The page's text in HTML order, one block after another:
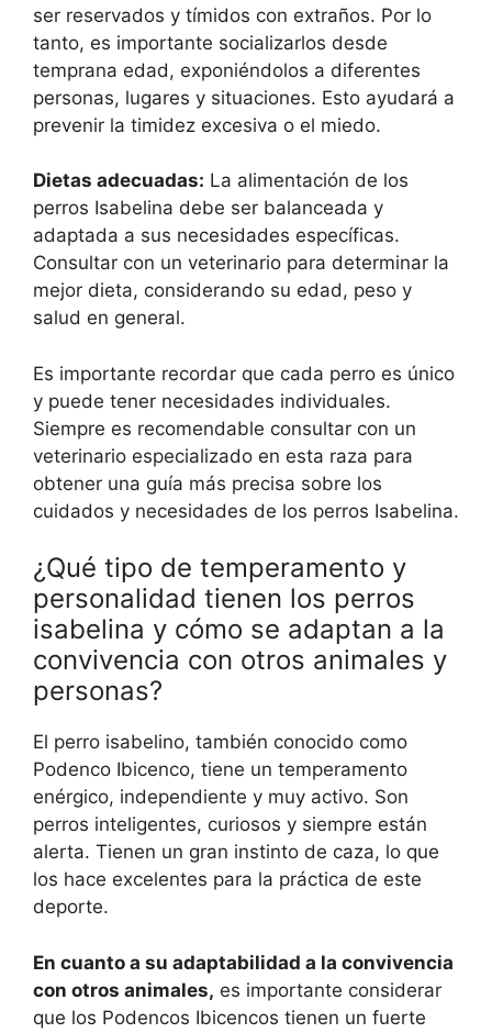
ser reservados y tímidos con extraños. Por lo
tanto, es importante socializarlos desde
temprana edad, exponiéndolos a diferentes
personas, lugares y situaciones. Esto ayudará a
prevenir la timidez excesiva o el miedo.
Dietas adecuadas: La alimentación de los
perros Isabelina debe ser balanceada y
adaptada a sus necesidades específicas.
Consultar con un veterinario para determinar la
mejor dieta, considerando su edad, peso y
salud en general.
Es importante recordar que cada perro es único
y puede tener necesidades individuales.
Siempre es recomendable consultar con un
veterinario especializado en esta raza para
obtener una guía más precisa sobre los
cuidados y necesidades de los perros Isabelina.
¿Qué tipo de temperamento y
personalidad tienen los perros
isabelina y cómo se adaptan a la
convivencia con otros animales y
personas?
El perro isabelino, también conocido como
Podenco Ibicenco, tiene un temperamento
enérgico, independiente y muy activo. Son
perros inteligentes, curiosos y siempre están
alerta. Tienen un gran instinto de caza, lo que
los hace excelentes para la práctica de este
deporte.
En cuanto a su adaptabilidad a la convivencia
con otros animales, es importante considerar
que los Podencos Ibicencos tienen un fuerte